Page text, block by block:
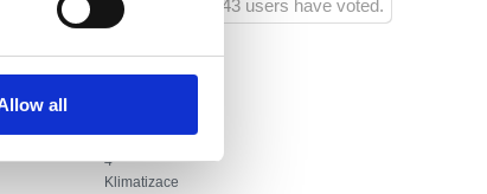
all
543 users have voted.
0
4
Klimatizace